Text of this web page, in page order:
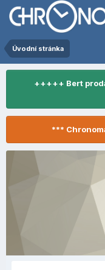
Úvodní stránka
+++++ Bert
***